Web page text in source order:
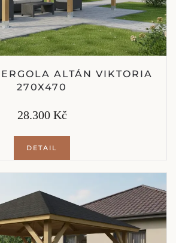
ALTÁN VIKTORIA
270X470
28.300 Kč
DETAIL